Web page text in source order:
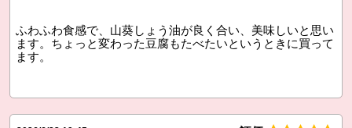
ふわふわ食感で、山葵しょう油が良く合い、美味しいと思い
ます。ちょっと変わった豆腐もたべたいというときに買って
ます。